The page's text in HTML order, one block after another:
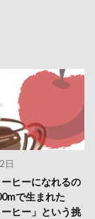
日
ヒーになれるの
で生まれた
ーヒー」という挑